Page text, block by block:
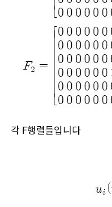
각 F행렬들입니다